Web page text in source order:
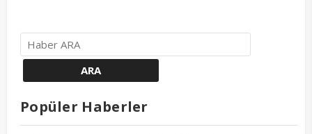
Popüler Haberler